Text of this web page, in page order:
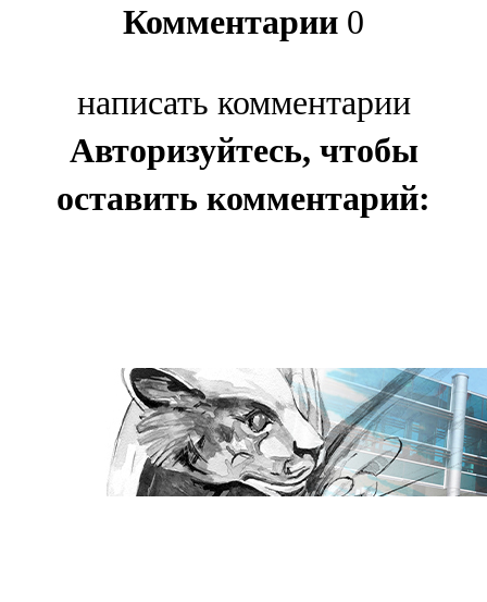
Комментарии 0
написать комментарии
Авторизуйтесь, чтобы
оставить комментарий: